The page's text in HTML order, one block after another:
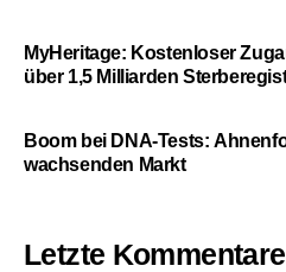
MyHeritage: Kostenloser
über 1,5 Milliarden
Boom bei DNA-Tests:
wachsenden Markt
Letzte Kommentare